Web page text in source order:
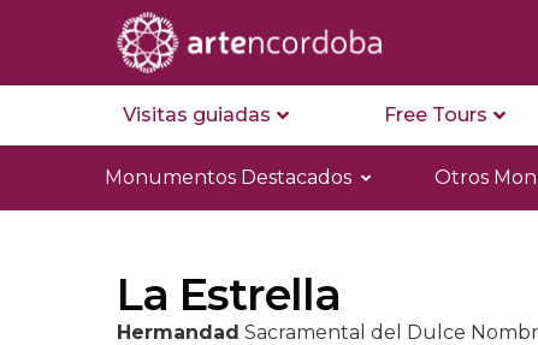
Visitas guiadas Free Tours
Monumentos Destacados Otros
La Estrella
Hermandad Sacramental del Dulce